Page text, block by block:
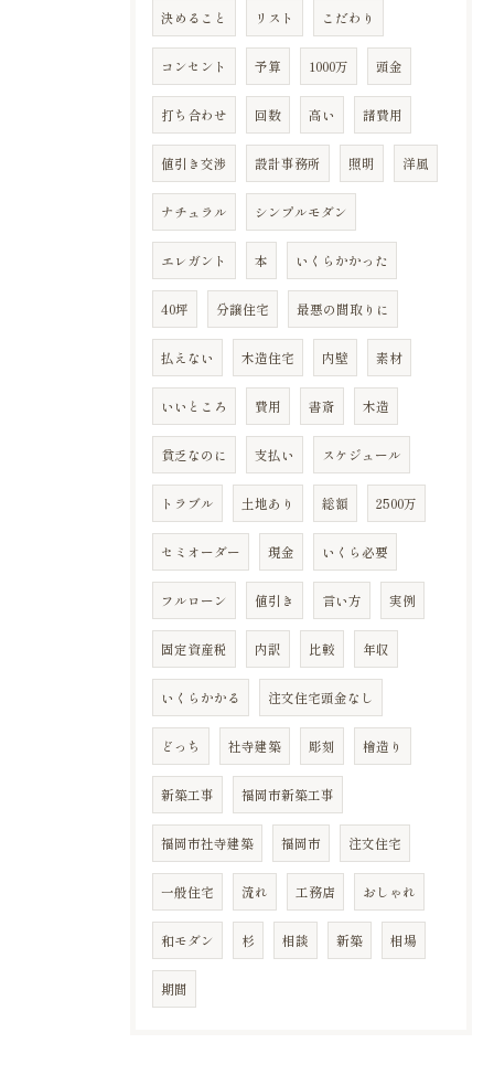
決めること リスト こだわり
コンセント 予算 1000万 頭金
打ち合わせ 回数 高い 諸費用
値引き交渉 設計事務所 照明 洋風
ナチュラル シンプルモダン
エレガント 本 いくらかかった
40坪 分譲住宅 最悪の間取りに
払えない 木造住宅 内壁 素材
いいところ 費用 書斎 木造
貧乏なのに 支払い スケジュール
トラブル 土地あり 総額 2500万
セミオーダー 現金 いくら必要
フルローン 値引き 言い方 実例
固定資産税 内訳 比較 年収
いくらかかる 注文住宅頭金なし
どっち 社寺建築 彫刻 檜造り
新築工事 福岡市新築工事
福岡市社寺建築 福岡市 注文住宅
一般住宅 流れ 工務店 おしゃれ
和モダン 杉 相談 新築 相場
期間